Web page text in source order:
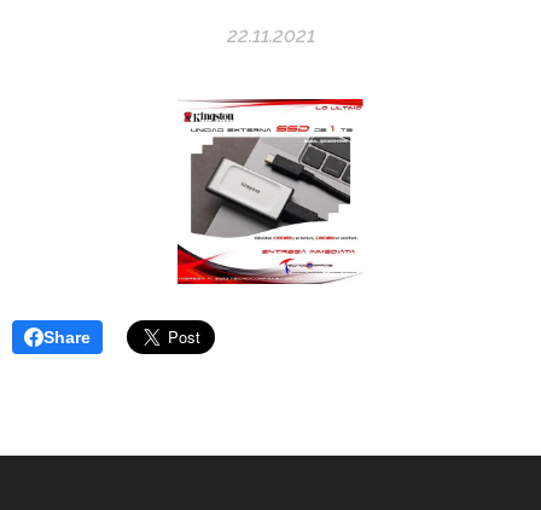
22.11.2021
Share